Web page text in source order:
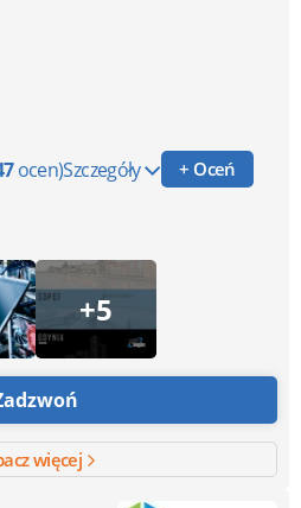
ocen)Szczegóły + Oceń
+5
więcej